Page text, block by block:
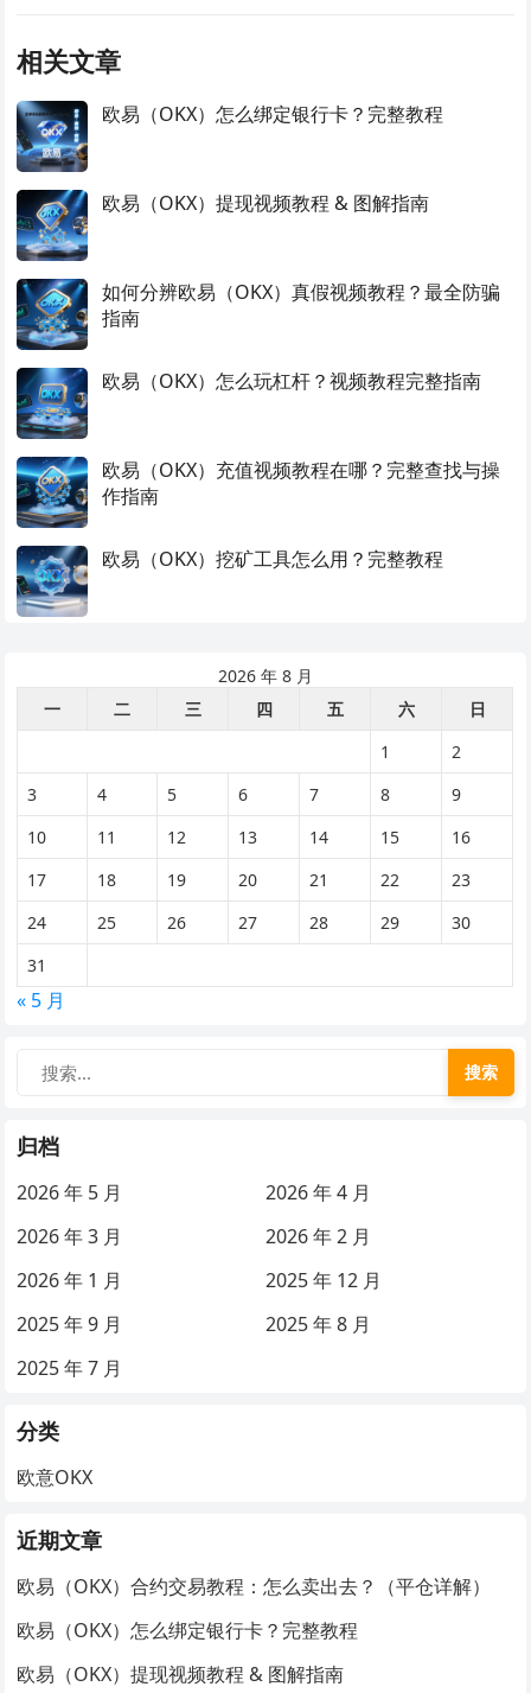
相关文章
欧易（OKX）怎么绑定银行卡？完整教程
欧易（OKX）提现视频教程 & 图解指南
如何分辨欧易（OKX）真假视频教程？最全防骗
指南
欧易（OKX）怎么玩杠杆？视频教程完整指南
欧易（OKX）充值视频教程在哪？完整查找与操
作指南
欧易（OKX）挖矿工具怎么用？完整教程
2026 年 8 月
一
二 三 四 五 六
日
1
2
3
4 5 6 7 8
9
10
11 12 13 14 15
16
17
18 19 20 21 22
23
24
25 26 27 28 29
30
31
« 5 月
搜索
归档
2026 年 5 月
2026 年 4 月
2026 年 3 月
2026 年 2 月
2026 年 1 月
2025 年 12 月
2025 年 9 月
2025 年 8 月
2025 年 7 月
分类
欧意OKX
近期文章
欧易（OKX）合约交易教程：怎么卖出去？（平仓详解）
欧易（OKX）怎么绑定银行卡？完整教程
欧易（OKX）提现视频教程 & 图解指南